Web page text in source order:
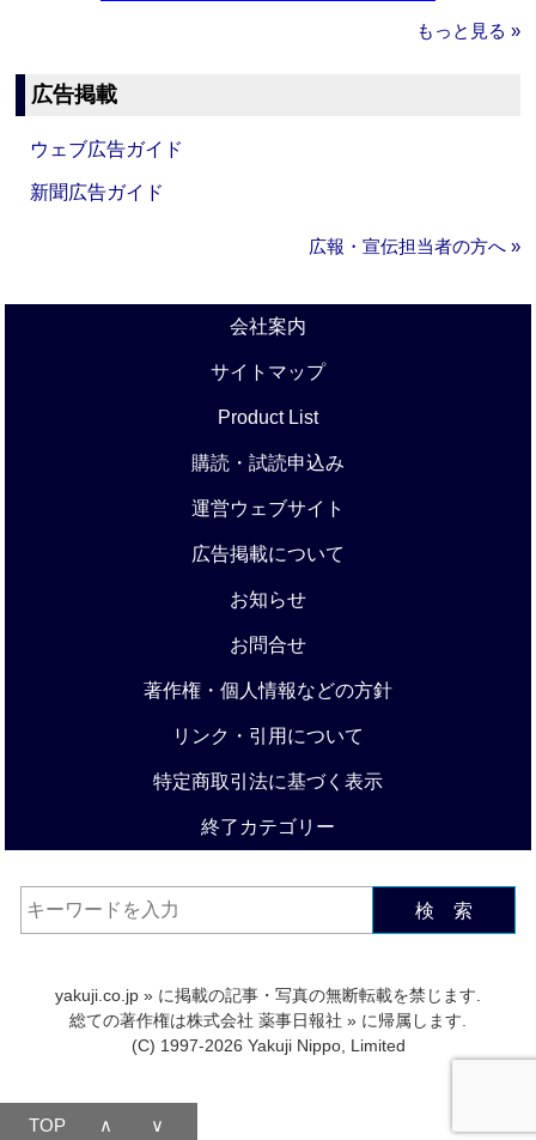
もっと見る »
広告掲載
ウェブ広告ガイド
新聞広告ガイド
広報・宣伝担当者の方へ »
会社案内
サイトマップ
Product List
購読・試読申込み
運営ウェブサイト
広告掲載について
お知らせ
お問合せ
著作権・個人情報などの方針
リンク・引用について
特定商取引法に基づく表示
終了カテゴリー
検 索
yakuji.co.jp » に掲載の記事・写真の無断転載を禁じます.
総ての著作権は株式会社 薬事日報社 » に帰属します.
(C) 1997-2026 Yakuji Nippo, Limited
TOP ∧ ∨